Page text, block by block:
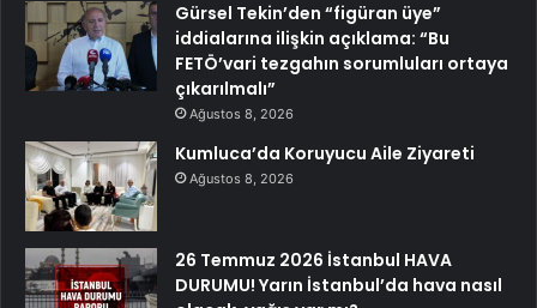
Gürsel Tekin’den “figüran üye”
iddialarına ilişkin açıklama: “Bu
FETÖ’vari tezgahın sorumluları ortaya
çıkarılmalı”
Ağustos 8, 2026
Kumluca’da Koruyucu Aile Ziyareti
Ağustos 8, 2026
26 Temmuz 2026 İstanbul HAVA
DURUMU! Yarın İstanbul’da hava nasıl